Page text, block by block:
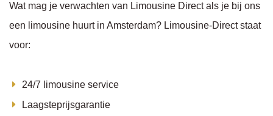
Wat mag je verwachten van Limousine Direct als je bij ons
een limousine huurt in Amsterdam? Limousine-Direct staat
voor:
24/7 limousine service
Laagsteprijsgarantie